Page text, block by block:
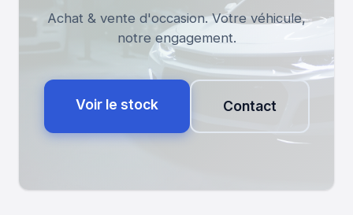
Mode
Clair Sombre
Achat & vente d'occasion. Votre véhicule,
notre engagement.
Voir le stock Contact